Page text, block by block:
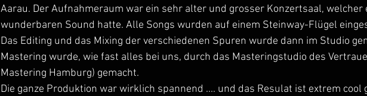
Aarau. Der Aufnahmeraum war ein sehr alter und grosser Konzertsaal, welcher
wunderbaren Sound hatte. Alle Songs wurden auf einem Steinway-Flügel
Das Editing und das Mixing der verschiedenen Spuren wurde dann im Studio
Mastering wurde, wie fast alles bei uns, durch das Masteringstudio des
Mastering Hamburg) gemacht.
Die ganze Produktion war wirklich spannend .... und das Resulat ist extrem cool